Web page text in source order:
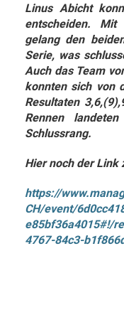
Linus Abicht
entscheiden.
gelang den
Serie, was
Auch das Team
konnten sich von
Resultaten
Rennen
Schlussrang.
Hier noch der Link
https://
CH/event/
e85bf36a4015#!/
4767-84c3-